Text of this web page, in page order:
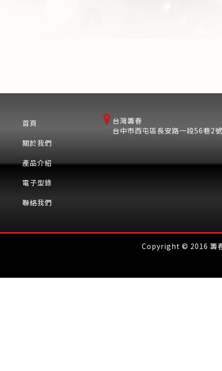
首頁
關於我們
產品介紹
電子型錄
聯絡我們
台灣籌春
台中市西屯區長安路一段56巷2號
Copyright © 2016 籌